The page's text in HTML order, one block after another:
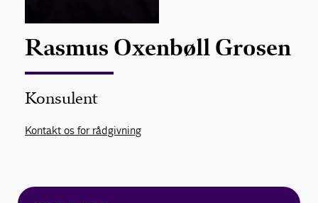
Rasmus Oxenbøll Grosen
Konsulent
Kontakt os for rådgivning